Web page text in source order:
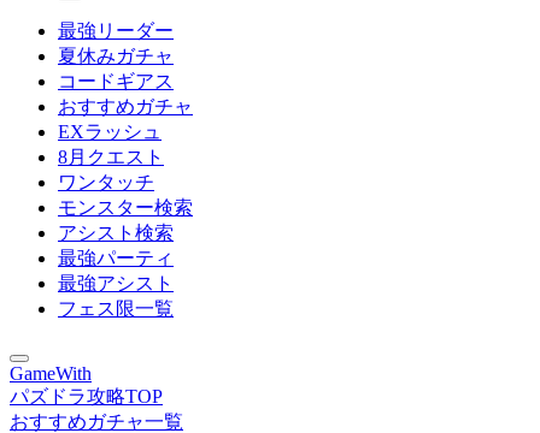
最強リーダー
夏休みガチャ
コードギアス
おすすめガチャ
EXラッシュ
8月クエスト
ワンタッチ
モンスター検索
アシスト検索
最強パーティ
最強アシスト
フェス限一覧
GameWith
パズドラ攻略TOP
おすすめガチャ一覧